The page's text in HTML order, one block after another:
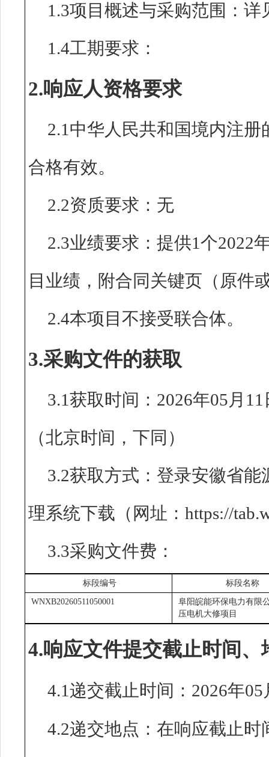
1.3项目概述与采购范围：详
1.4工期要求：
2.响应人资格要求
2.1中华人民共和国境内注
合格有效。
2.2资质要求：无
2.3业绩要求：提供1个2022
目业绩，附合同关键页（原件
2.4本项目不接受联合体。
3.采购文件的获取
3.1获取时间：2026年05月
（北京时间，下同）
3.2获取方式：登录安徽省
理系统下载（网址：https://
3.3采购文件费：
标段编号 标段名称
WNXB20260511050001
阜阳皖能环保电力有限
压电机大修项目
4.响应文件提交截止时间、
4.1递交截止时间：2026年
4.2递交地点：在响应截止